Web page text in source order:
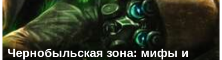
Чернобыльская зона: мифы и